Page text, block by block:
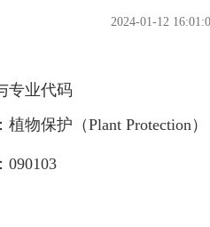
2024-01-12
专业代码
物保护（Plant Protection）
090103